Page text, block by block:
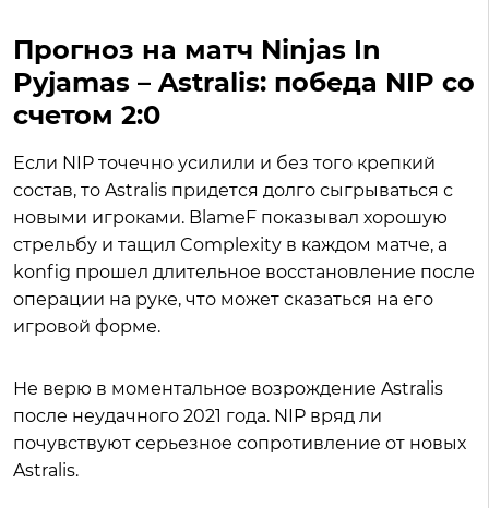
Прогноз на матч Ninjas In
Pyjamas – Astralis: победа NIP со
счетом 2:0
Если NIP точечно усилили и без того крепкий
состав, то Astralis придется долго сыгрываться с
новыми игроками. BlameF показывал хорошую
стрельбу и тащил Complexity в каждом матче, а
konfig прошел длительное восстановление после
операции на руке, что может сказаться на его
игровой форме.
Не верю в моментальное возрождение Astralis
после неудачного 2021 года. NIP вряд ли
почувствуют серьезное сопротивление от новых
Astralis.